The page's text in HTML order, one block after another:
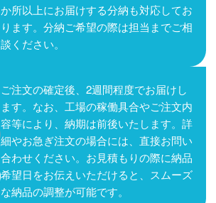
か所以上にお届けする分納も対応してお
ります。分納ご希望の際は担当までご相
談ください。
ご注文の確定後、2週間程度でお届けし
ます。なお、工場の稼働具合やご注文内
容等により、納期は前後いたします。詳
細やお急ぎ注文の場合には、直接お問い
合わせください。お見積もりの際に納品
希望日をお伝えいただけると、スムーズ
な納品の調整が可能です。